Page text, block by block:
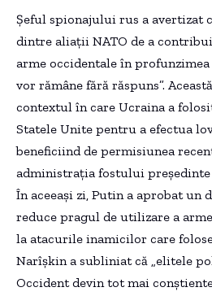
Șeful spionajului rus a avertizat
dintre aliații NATO de a
arme occidentale în
vor rămâne fără răspuns”.
contextul în care Ucraina a
Statele Unite pentru a efectua
beneficiind de permisiunea
administrația fostului președinte
În aceeași zi, Putin a aprobat un
reduce pragul de utilizare a
la atacurile inamicilor care
Narîșkin a subliniat că „elitele
Occident devin tot mai